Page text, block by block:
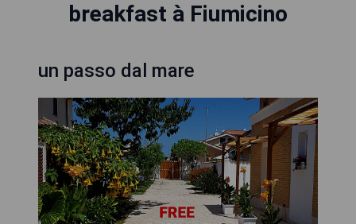
breakfast à Fiumicino
un passo dal mare